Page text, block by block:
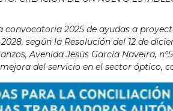
convocatoria 2025 de ayudas a
según la Resolución del 12 de
Avenida Jesús García Naveira,
del servicio en el sector óptico,